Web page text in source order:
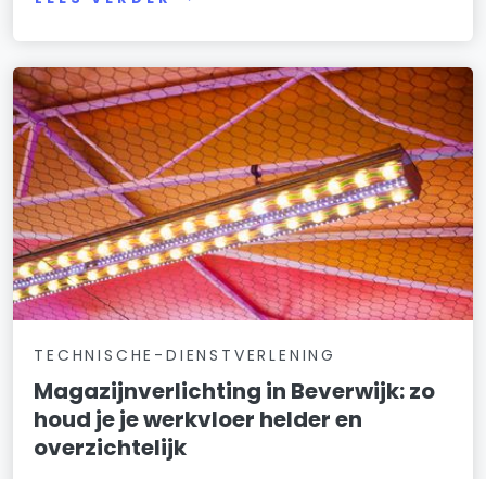
TECHNISCHE-DIENSTVERLENING
Magazijnverlichting in Beverwijk: zo
houd je je werkvloer helder en
overzichtelijk